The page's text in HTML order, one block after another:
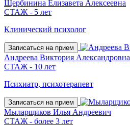
Щербинина Елизавета Алексеевна
СТАЖ - 5 лет
Клинический психолог
Записаться на прием
Андреева Виктория Александровна
СТАЖ - 10 лет
Психиатр, психотерапевт
Записаться на прием
Мыларщиков Илья Андреевич
СТАЖ - более 3 лет